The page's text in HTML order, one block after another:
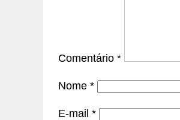
Comentário *
Nome *
E-mail *